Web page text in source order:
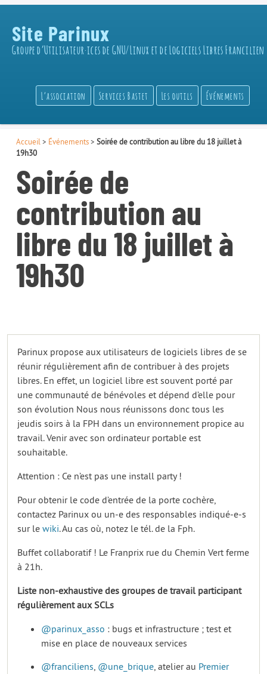
Site Parinux
Groupe d’Utilisateur·ices de GNU/Linux et de Logiciels Libres Francilien
L’association Services Bastet Les outils Événements
Accueil > Événements> Soirée de contribution au libre du 18 juillet à
19h30
Soirée de
contribution au
libre du 18 juillet à
19h30
Parinux propose aux utilisateurs de logiciels libres de se
réunir régulièrement afin de contribuer à des projets
libres. En effet, un logiciel libre est souvent porté par
une communauté de bénévoles et dépend d’elle pour
son évolution Nous nous réunissons donc tous les
jeudis soirs à la FPH dans un environnement propice au
travail. Venir avec son ordinateur portable est
souhaitable.
Attention : Ce n’est pas une install party !
Pour obtenir le code d’entrée de la porte cochère,
contactez Parinux ou un-e des responsables indiqué-e-s
sur le wiki. Au cas où, notez le tél. de la Fph.
Buffet collaboratif ! Le Franprix rue du Chemin Vert ferme
à 21h.
Liste non-exhaustive des groupes de travail participant
régulièrement aux SCLs
@parinux_asso : bugs et infrastructure ; test et
mise en place de nouveaux services
@franciliens, @une_brique, atelier au Premier